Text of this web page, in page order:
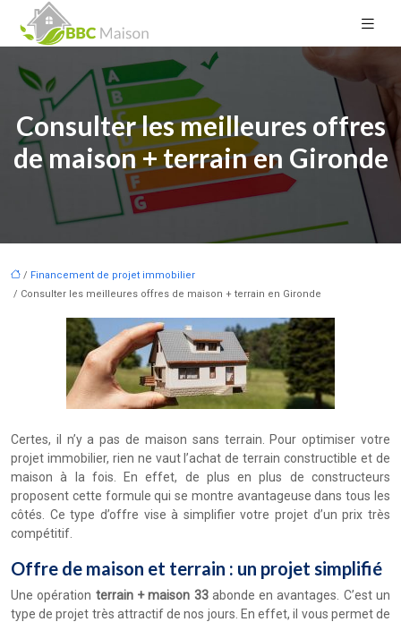
Consulter les meilleures offres
de maison + terrain en Gironde
/ Financement de projet immobilier
/ Consulter les meilleures offres de maison + terrain en Gironde
Certes, il n’y a pas de maison sans terrain. Pour optimiser votre
projet immobilier, rien ne vaut l’achat de terrain constructible et de
maison à la fois. En effet, de plus en plus de constructeurs
proposent cette formule qui se montre avantageuse dans tous les
côtés. Ce type d’offre vise à simplifier votre projet d’un prix très
compétitif.
Offre de maison et terrain : un projet simplifié
Une opération terrain + maison 33 abonde en avantages. C’est un
type de projet très attractif de nos jours. En effet, il vous permet de